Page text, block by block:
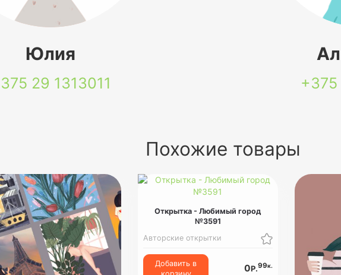
Юлия
29 1313011
Похожие товары
Открытка - Любимый город
№3591
Авторские открытки
Добавить в
0Р.99к.